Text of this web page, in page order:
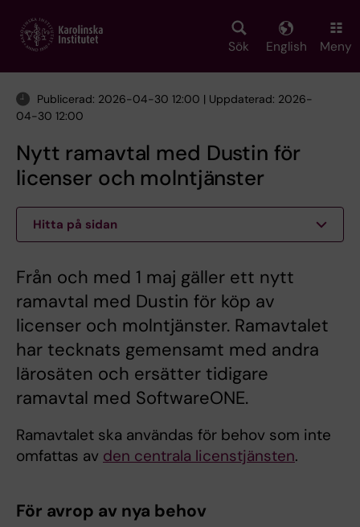
main
Sök English Meny
Publicerad: 2026-04-30 12:00 | Uppdaterad: 2026-
04-30 12:00
Nytt ramavtal med Dustin för
licenser och molntjänster
Hitta på sidan
Från och med 1 maj gäller ett nytt
ramavtal med Dustin för köp av
licenser och molntjänster. Ramavtalet
har tecknats gemensamt med andra
lärosäten och ersätter tidigare
ramavtal med SoftwareONE.
Ramavtalet ska användas för behov som inte
omfattas av den centrala licenstjänsten.
För avrop av nya behov